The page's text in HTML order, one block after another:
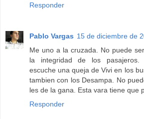
Responder
Pablo Vargas 15 de diciembre de
Me uno a la cruzada. No puede
la integridad de los pasajeros.
escuche una queja de Vivi en los
tambien con los Desampa. No
les de la gana. Esta vara tiene que
Responder